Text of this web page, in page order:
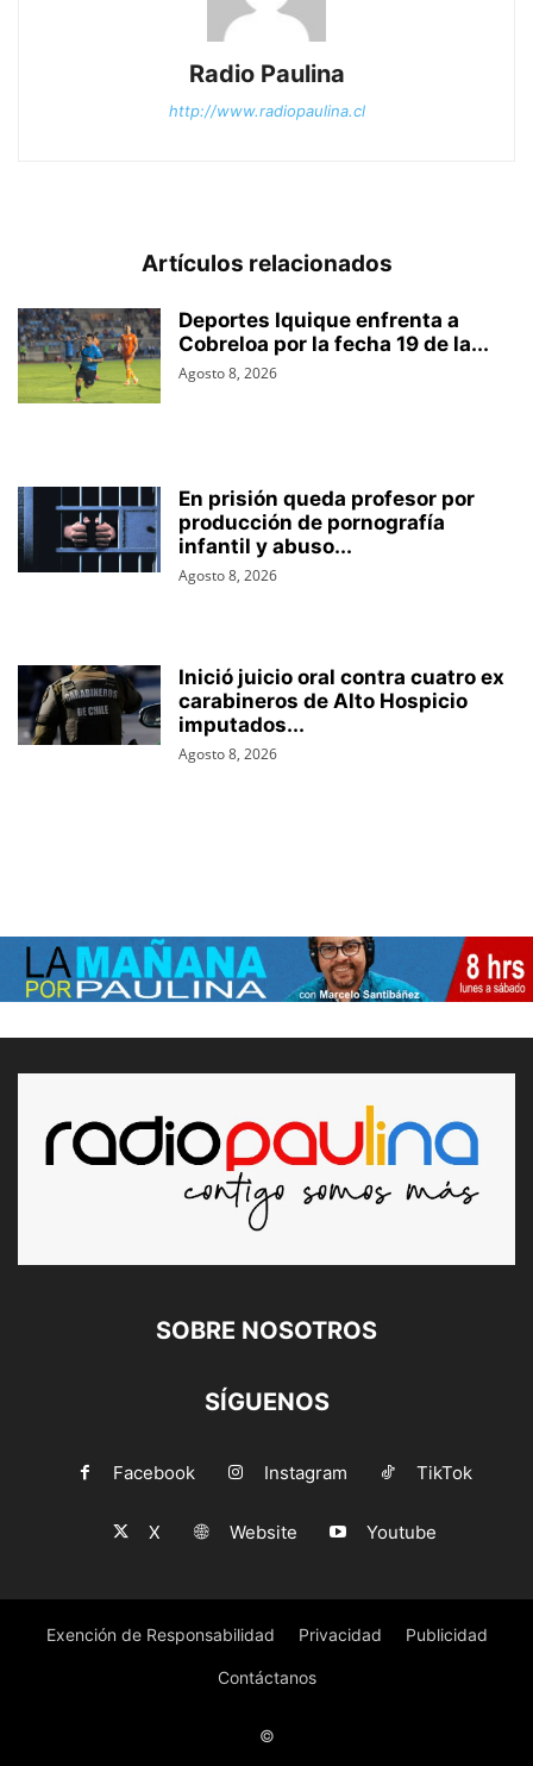
Radio Paulina
http://www.radiopaulina.cl
Artículos relacionados
Deportes Iquique enfrenta a
Cobreloa por la fecha 19 de la...
Agosto 8, 2026
En prisión queda profesor por
producción de pornografía
infantil y abuso...
Agosto 8, 2026
Inició juicio oral contra cuatro ex
carabineros de Alto Hospicio
imputados...
Agosto 8, 2026
SOBRE NOSOTROS
SÍGUENOS
Facebook Instagram TikTok
X Website Youtube
Exención de Responsabilidad Privacidad Publicidad
Contáctanos
©